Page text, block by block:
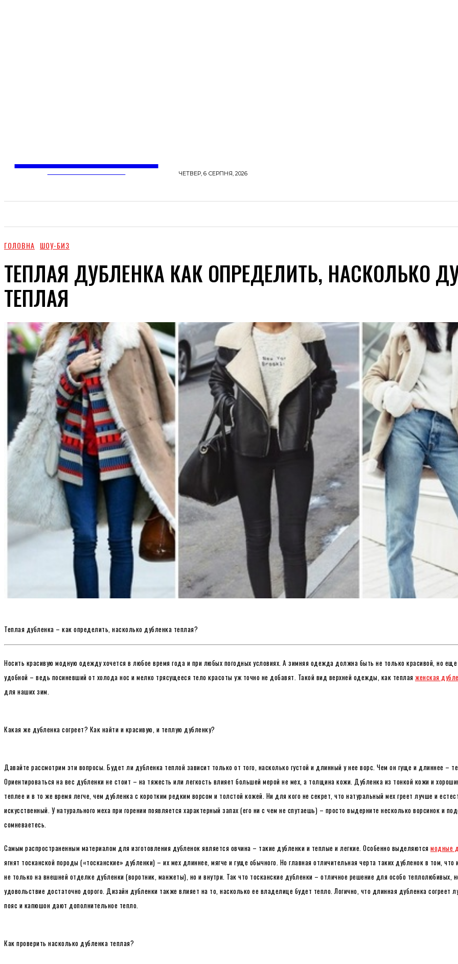
ЧЕТВЕР, 6 СЕРПНЯ, 2026
ГОЛОВНА ШОУ-БИЗ
ТЕПЛАЯ ДУБЛЕНКА КАК ОПРЕДЕЛИТЬ, НАСКОЛЬКО
ТЕПЛАЯ
Теплая дубленка – как определить, насколько дубленка теплая?
Носить красивую модную одежду хочется в любое время года и при любых погодных условиях. А зимняя одежда должна быть не только красивой, но
удобной – ведь посиневший от холода нос и мелко трясущееся тело красоты уж точно не добавят. Такой вид верхней одежды, как теплая женская
для наших зим.
Какая же дубленка согреет? Как найти и красивую, и теплую дубленку?
Давайте рассмотрим эти вопросы. Будет ли дубленка теплой зависит только от того, насколько густой и длинный у нее ворс. Чем он гуще и длиннее –
Ориентироваться на вес дубленки не стоит – на тяжесть или легкость влияет большей мерой не мех, а толщина кожи. Дубленка из тонкой кожи и
теплее и в то же время легче, чем дубленка с коротким редким ворсом и толстой кожей. Ни для кого не секрет, что натуральный мех греет лучше и
искусственный. У натурального меха при горении появляется характерный запах (его ни с чем не спутаешь) – просто выдерните несколько ворсинок и
сомневаетесь.
Самым распространенным материалом для изготовления дубленок является овчина – такие дубленки и теплые и легкие. Особенно выделяются модные
ягнят тосканской породы («тосканские» дубленки) – их мех длиннее, мягче и гуще обычного. Но главная отличительная черта таких дубленок в том,
не только на внешней отделке дубленки (воротник, манжеты), но и внутри. Так что тосканские дубленки – отличное решение для особо теплолюбивых,
удовольствие достаточно дорого. Дизайн дубленки также влияет на то, насколько ее владелице будет тепло. Логично, что длинная дубленка согреет
пояс и капюшон дают дополнительное тепло.
Как проверить насколько дубленка теплая?